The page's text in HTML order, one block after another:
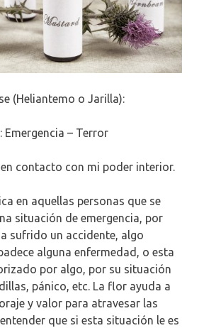
(Heliantemo o Jarilla):
Emergencia – Terror
contacto con mi poder interior.
en aquellas personas que se
situación de emergencia, por
sufrido un accidente, algo
alguna enfermedad, o esta
por algo, por su situación
pánico, etc. La flor ayuda a
y valor para atravesar las
que si esta situación le es